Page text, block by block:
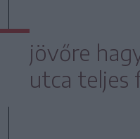
jövőre
utca teljes